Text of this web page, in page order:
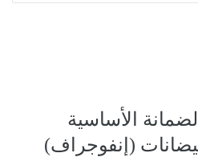
الأساسية
(إنفوجراف)